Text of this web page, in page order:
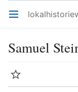
Åpne hovedmenyen
Samuel
Overvåk